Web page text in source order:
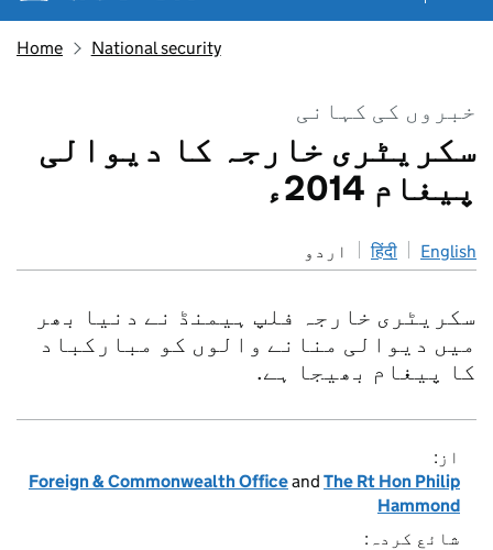
Home National security
خبروں کی کہانی
سکریٹری خارجہ کا دیوالی
پیغام 2014ء
English
हिंदी اردو
سکریٹری خارجہ فلپ ہیمنڈ نے دنیا بھر
میں دیوالی منانے والوں کو مبارکباد
کا پیغام بھیجا ہے.
از:
Foreign & Commonwealth Officeand The Rt Hon Philip
Hammond
شائع کردہ: